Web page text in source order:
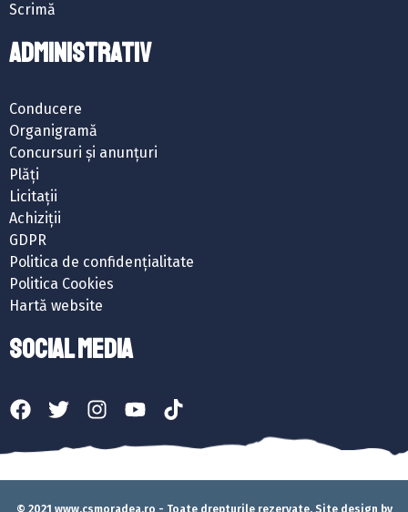
Scrimă
ADMINISTRATIV
Conducere
Organigramă
Concursuri și anunțuri
Plăți
Licitații
Achiziții
GDPR
Politica de confidențialitate
Politica Cookies
Hartă website
SOCIAL MEDIA